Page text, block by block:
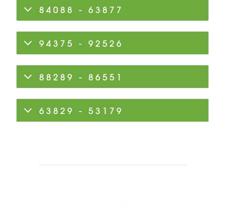
84088 - 63877
94375 - 92526
88289 - 86551
63829 - 53179